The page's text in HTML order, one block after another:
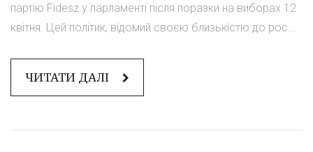
партію Fidesz у парламенті після поразки на виборах 12
квітня. Цей політик, відомий своєю близькістю до рос...
ЧИТАТИ ДАЛІ